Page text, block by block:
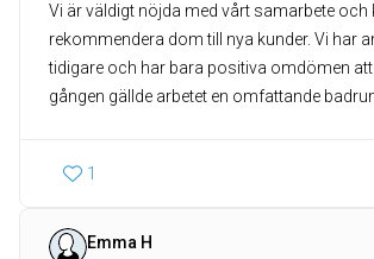
Vi är väldigt nöjda med vårt samarbete och
rekommendera dom till nya kunder. Vi har
tidigare och har bara positiva omdömen att
gången gällde arbetet en omfattande
1
Emma H